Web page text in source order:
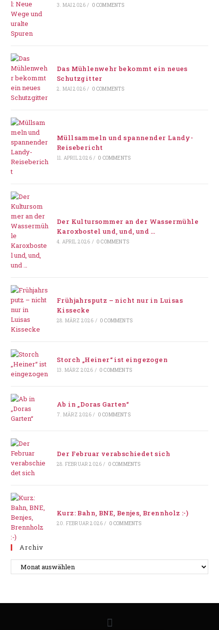
3. MAI 2026 / 0 COMMENTS
Das Mühlenwehr bekommt ein neues
Schutzgitter
2. MAI 2026 / 0 COMMENTS
Müllsammeln und spannender Landy-
Reisebericht
11. APRIL 2026 / 0 COMMENTS
Der Kultursommer an der Wassermühle
Karoxbostel und, und, und …
4. APRIL 2026 / 0 COMMENTS
Frühjahrsputz – nicht nur in Luisas
Kissecke
28. MÄRZ 2026 / 0 COMMENTS
Storch „Heiner“ ist eingezogen
13. MÄRZ 2026 / 0 COMMENTS
Ab in „Doras Garten“
7. MÄRZ 2026 / 0 COMMENTS
Der Februar verabschiedet sich
28. FEBRUAR 2026 / 0 COMMENTS
Kurz: Bahn, BNE, Benjes, Brennholz :-)
20. FEBRUAR 2026 / 0 COMMENTS
Archiv